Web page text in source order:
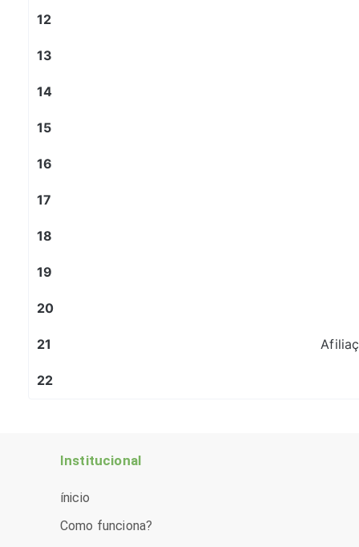
12
13
14
15
16
17
18
19
20
21
22
Institucional
ínicio
Como funciona?